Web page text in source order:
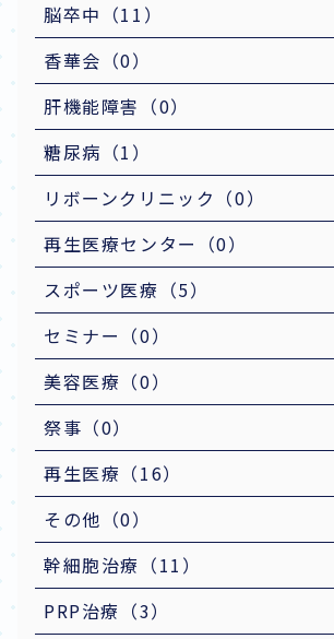
脳卒中（11）
香華会（0）
肝機能障害（0）
糖尿病（1）
リボーンクリニック（0）
再生医療センター（0）
スポーツ医療（5）
セミナー（0）
美容医療（0）
祭事（0）
再生医療（16）
その他（0）
幹細胞治療（11）
PRP治療（3）